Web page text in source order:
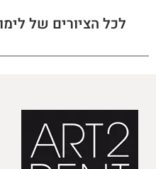
לכל הציורים של